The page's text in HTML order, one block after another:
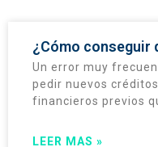
¿Cómo conseguir
Un error muy
pedir nuevos
financieros previos
LEER MAS »